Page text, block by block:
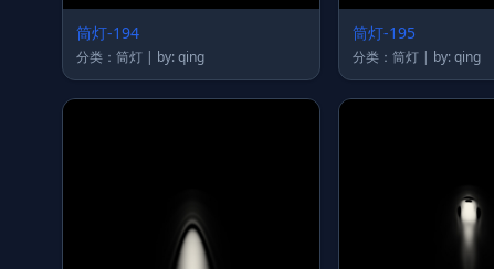
筒灯-194
分类：筒灯 | by: qing
筒灯-195
分类：筒灯 | by: qing